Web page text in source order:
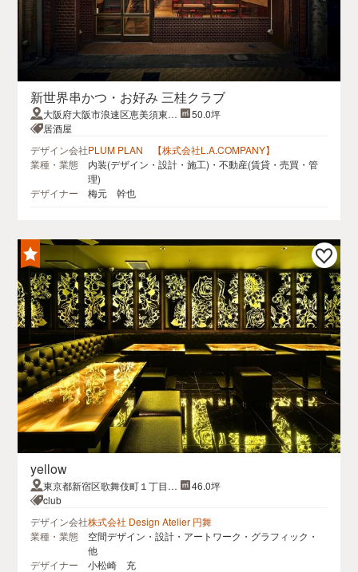
新世界串かつ・お好み 三桂クラブ
大阪府大阪市浪速区恵美須東3-
2-17
50.0坪
居酒屋
デザイン会社PLUM PLAN 【株式会社L.A.COMPANY】
業種・業態
内装(デザイン・設計・施工)・不動産(賃貸・売買・管
理)
デザイナー
梅元 幹也
yellow
東京都新宿区歌舞伎町１丁目１
２−９
46.0坪
club
デザイン会社株式会社 Design Atelier 円舞
業種・業態
空間デザイン・設計・アートワーク・グラフィック・
他
デザイナー
小松崎 充